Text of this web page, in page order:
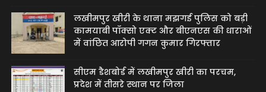
लखीमपुर खीरी के थाना मझगई पुलिस को बड़ी
कामयाबी पॉक्सो एक्ट और बीएनएस की धाराओं
में वांछित आरोपी गगन कुमार गिरफ्तार
सीएम डैशबोर्ड में लखीमपुर खीरी का परचम,
प्रदेश में तीसरे स्थान पर जिला